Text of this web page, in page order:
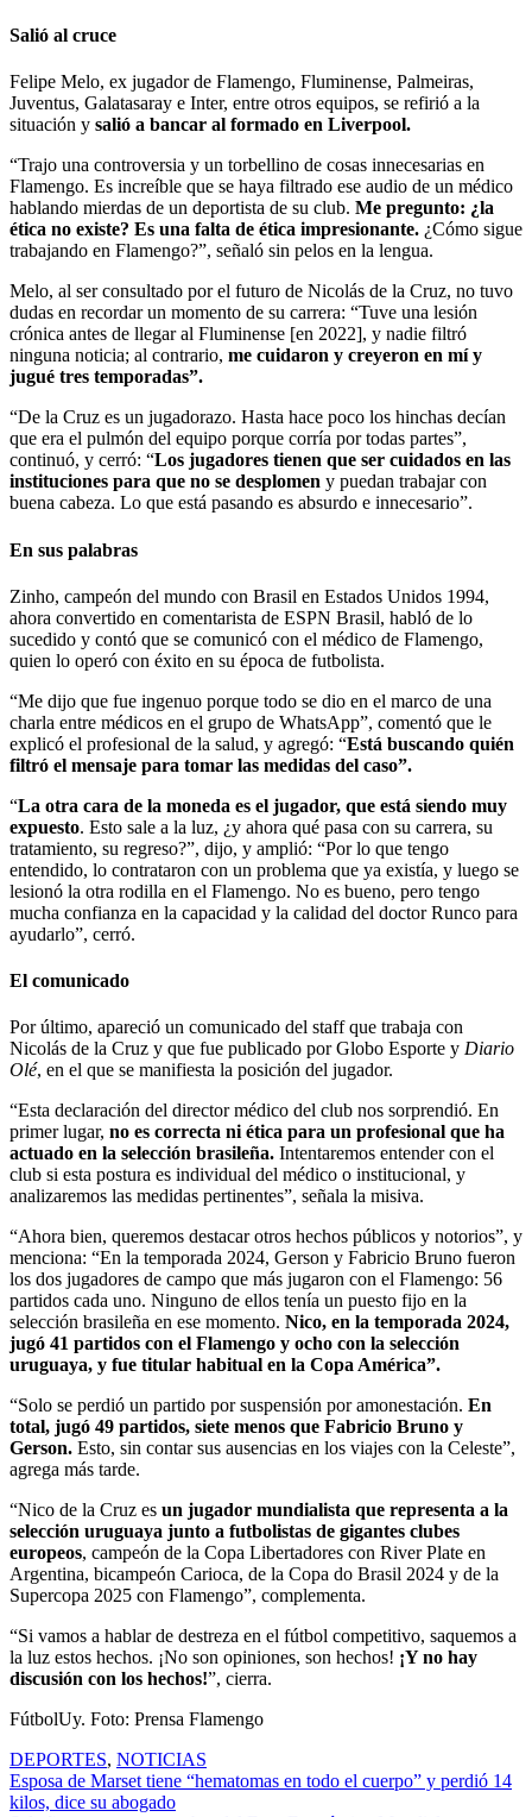
Salió al cruce
Felipe Melo, ex jugador de Flamengo, Fluminense, Palmeiras,
Juventus, Galatasaray e Inter, entre otros equipos, se refirió a la
situación y salió a bancar al formado en Liverpool.
“Trajo una controversia y un torbellino de cosas innecesarias en
Flamengo. Es increíble que se haya filtrado ese audio de un médico
hablando mierdas de un deportista de su club. Me pregunto: ¿la
ética no existe? Es una falta de ética impresionante. ¿Cómo sigue
trabajando en Flamengo?”, señaló sin pelos en la lengua.
Melo, al ser consultado por el futuro de Nicolás de la Cruz, no tuvo
dudas en recordar un momento de su carrera: “Tuve una lesión
crónica antes de llegar al Fluminense [en 2022], y nadie filtró
ninguna noticia; al contrario, me cuidaron y creyeron en mí y
jugué tres temporadas”.
“De la Cruz es un jugadorazo. Hasta hace poco los hinchas decían
que era el pulmón del equipo porque corría por todas partes”,
continuó, y cerró: “Los jugadores tienen que ser cuidados en las
instituciones para que no se desplomen y puedan trabajar con
buena cabeza. Lo que está pasando es absurdo e innecesario”.
En sus palabras
Zinho, campeón del mundo con Brasil en Estados Unidos 1994,
ahora convertido en comentarista de ESPN Brasil, habló de lo
sucedido y contó que se comunicó con el médico de Flamengo,
quien lo operó con éxito en su época de futbolista.
“Me dijo que fue ingenuo porque todo se dio en el marco de una
charla entre médicos en el grupo de WhatsApp”, comentó que le
explicó el profesional de la salud, y agregó: “Está buscando quién
filtró el mensaje para tomar las medidas del caso”.
“La otra cara de la moneda es el jugador, que está siendo muy
expuesto. Esto sale a la luz, ¿y ahora qué pasa con su carrera, su
tratamiento, su regreso?”, dijo, y amplió: “Por lo que tengo
entendido, lo contrataron con un problema que ya existía, y luego se
lesionó la otra rodilla en el Flamengo. No es bueno, pero tengo
mucha confianza en la capacidad y la calidad del doctor Runco para
ayudarlo”, cerró.
El comunicado
Por último, apareció un comunicado del staff que trabaja con
Nicolás de la Cruz y que fue publicado por Globo Esporte y Diario
Olé, en el que se manifiesta la posición del jugador.
“Esta declaración del director médico del club nos sorprendió. En
primer lugar, no es correcta ni ética para un profesional que ha
actuado en la selección brasileña. Intentaremos entender con el
club si esta postura es individual del médico o institucional, y
analizaremos las medidas pertinentes”, señala la misiva.
“Ahora bien, queremos destacar otros hechos públicos y notorios”, y
menciona: “En la temporada 2024, Gerson y Fabricio Bruno fueron
los dos jugadores de campo que más jugaron con el Flamengo: 56
partidos cada uno. Ninguno de ellos tenía un puesto fijo en la
selección brasileña en ese momento. Nico, en la temporada 2024,
jugó 41 partidos con el Flamengo y ocho con la selección
uruguaya, y fue titular habitual en la Copa América”.
“Solo se perdió un partido por suspensión por amonestación. En
total, jugó 49 partidos, siete menos que Fabricio Bruno y
Gerson. Esto, sin contar sus ausencias en los viajes con la Celeste”,
agrega más tarde.
“Nico de la Cruz es un jugador mundialista que representa a la
selección uruguaya junto a futbolistas de gigantes clubes
europeos, campeón de la Copa Libertadores con River Plate en
Argentina, bicampeón Carioca, de la Copa do Brasil 2024 y de la
Supercopa 2025 con Flamengo”, complementa.
“Si vamos a hablar de destreza en el fútbol competitivo, saquemos a
la luz estos hechos. ¡No son opiniones, son hechos! ¡Y no hay
discusión con los hechos!”, cierra.
FútbolUy. Foto: Prensa Flamengo
DEPORTES, NOTICIAS
Navegación
Esposa de Marset tiene “hematomas en todo el cuerpo” y perdió 14
kilos, dice su abogado